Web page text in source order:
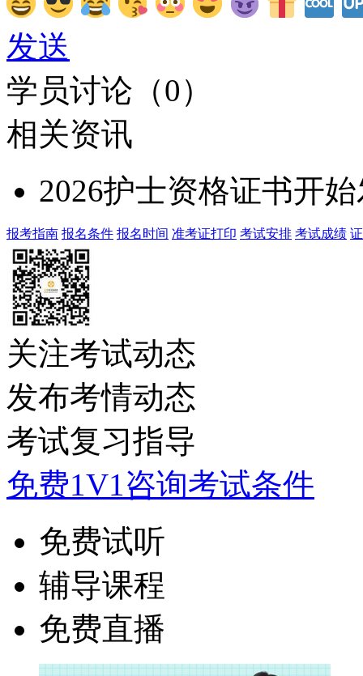
发送
学员讨论（0）
相关资讯
2026护士资格证书开
报考指南 报名条件 报名时间 准考证打印 考试安排 考试成绩
关注考试动态
发布考情动态
考试复习指导
免费1V1咨询考试条件
免费试听
辅导课程
免费直播